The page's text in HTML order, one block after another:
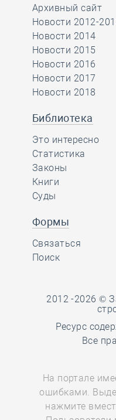
Архивный сайт
Новости 2012-
Новости 2014
Новости 2015
Новости 2016
Новости 2017
Новости 2018
Библиотека
Это интересно
Статистика
Законы
Книги
Суды
Формы
Связаться
Поиск
2012 -2026 ©
Ресурс
Все
На портале
ошибками.
нажмите